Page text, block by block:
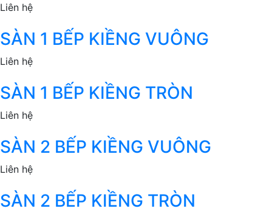
Liên hệ
SÀN 1 BẾP KIỀNG VUÔNG
Liên hệ
SÀN 1 BẾP KIỀNG TRÒN
Liên hệ
SÀN 2 BẾP KIỀNG VUÔNG
Liên hệ
SÀN 2 BẾP KIỀNG TRÒN